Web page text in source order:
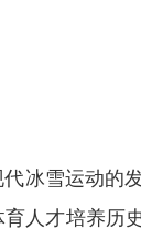
冰雪运动的
人才培养历